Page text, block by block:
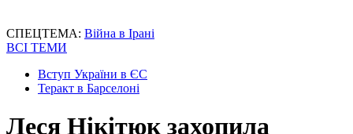
СПЕЦТЕМА: Війна в Ірані
ВСІ ТЕМИ
Вступ України в ЄС
Теракт в Барселоні
Леся Нікітюк захопила